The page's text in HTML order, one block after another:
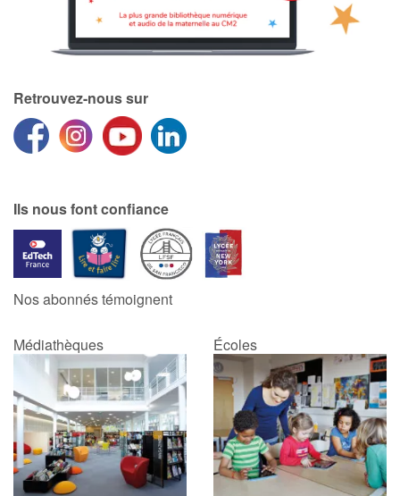
Retrouvez-nous sur
Ils nous font confiance
Nos abonnés témoignent
Médiathèques Écoles